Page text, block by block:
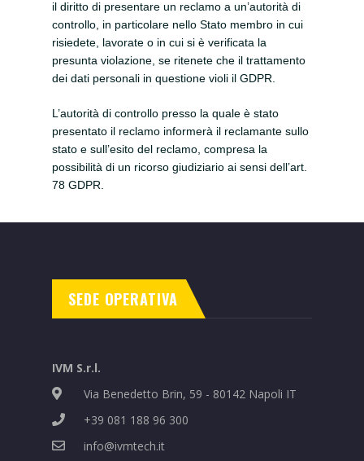
il diritto di presentare un reclamo a un’autorità di
controllo, in particolare nello Stato membro in cui
risiedete, lavorate o in cui si è verificata la
presunta violazione, se ritenete che il trattamento
dei dati personali in questione violi il GDPR.
L’autorità di controllo presso la quale è stato
presentato il reclamo informerà il reclamante sullo
stato e sull’esito del reclamo, compresa la
possibilità di un ricorso giudiziario ai sensi dell’art.
78 GDPR.
SEDE OPERATIVA
IVM S.r.l.
Via Benedetto Brin, 59 - 80142 Napoli IT
+39 081 188 96 300
info@ivmtech.it